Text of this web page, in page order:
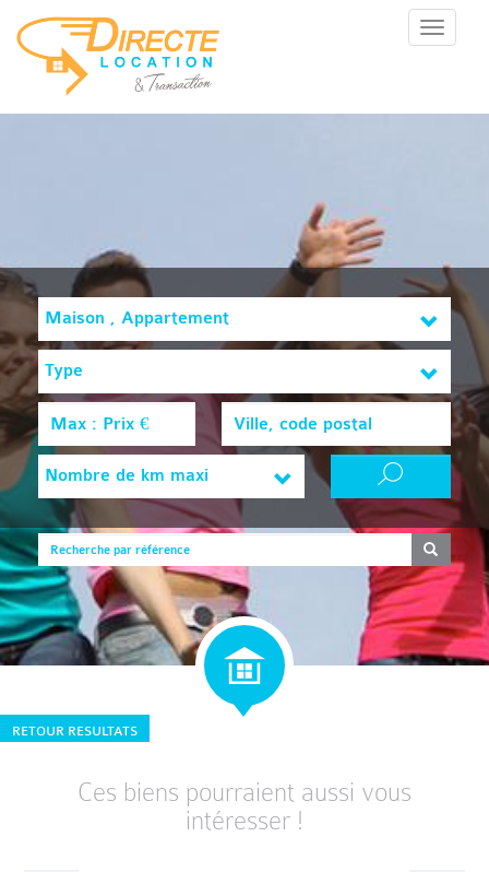
Menu
Maison , Appartement
Type
Nombre de km maxi
RETOUR RESULTATS
Ces biens pourraient aussi vous
intéresser !